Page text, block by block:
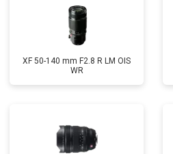
XF 50-140 mm F2.8 R LM OIS
WR